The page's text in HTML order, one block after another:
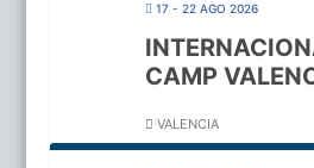
17 - 22 AGO 2026
CAMP
VALENCIA